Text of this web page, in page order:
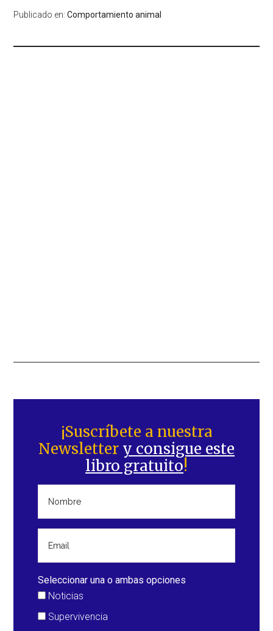
Publicado en:Comportamiento animal
lateral
principal
¡Suscríbete a nuestra
Newsletter y consigue este
libro gratuito!
Seleccionar una o ambas opciones
Noticias
Supervivencia